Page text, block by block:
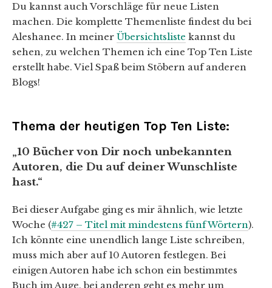
Du kannst auch Vorschläge für neue Listen
machen. Die komplette Themenliste findest du bei
Aleshanee. In meiner Übersichtsliste kannst du
sehen, zu welchen Themen ich eine Top Ten Liste
erstellt habe. Viel Spaß beim Stöbern auf anderen
Blogs!
Thema der heutigen Top Ten Liste:
„10 Bücher von Dir noch unbekannten
Autoren, die Du auf deiner Wunschliste
hast.“
Bei dieser Aufgabe ging es mir ähnlich, wie letzte
Woche (#427 – Titel mit mindestens fünf Wörtern).
Ich könnte eine unendlich lange Liste schreiben,
muss mich aber auf 10 Autoren festlegen. Bei
einigen Autoren habe ich schon ein bestimmtes
Buch im Auge, bei anderen geht es mehr um